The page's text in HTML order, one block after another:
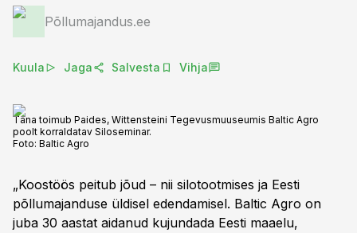
Põllumajandus.ee
Kuula Jaga Salvesta Vihja
Täna toimub Paides, Wittensteini Tegevusmuuseumis Baltic Agro
poolt korraldatav Siloseminar.
Foto: Baltic Agro
„Koostöös peitub jõud – nii silotootmises ja Eesti
põllumajanduse üldisel edendamisel. Baltic Agro on
juba 30 aastat aidanud kujundada Eesti maaelu,